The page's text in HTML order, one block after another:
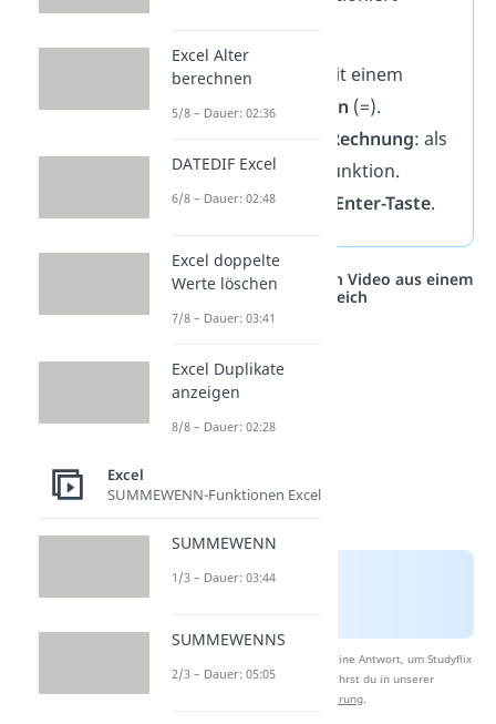
Beginne immer mit einem
Gleichheitszeichen (=).
Rechnung: als
Formel oder als Funktion.
Bestätige mit der
Enter-Taste.
Studyflix vernetzt: Hier ein Video aus einem
anderen Bereich
Nach Beantwortung speichern wir deine Antwort, um Studyflix
zu verbessern. Mehr dazu erfährst du in unserer
Datenschutzerklärung.
Excel Alter
berechnen
5/8 – Dauer: 02:36
DATEDIF Excel
6/8 – Dauer: 02:48
Excel doppelte
Werte löschen
7/8 – Dauer: 03:41
Excel Duplikate
anzeigen
8/8 – Dauer: 02:28
Excel
SUMMEWENN-Funktionen Excel
SUMMEWENN
1/3 – Dauer: 03:44
SUMMEWENNS
2/3 – Dauer: 05:05